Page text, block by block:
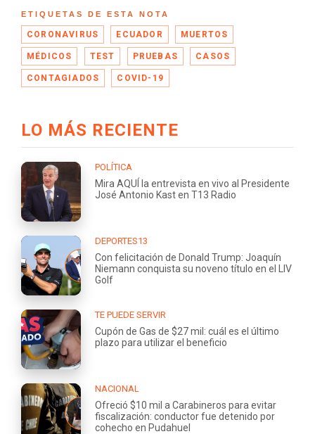
ETIQUETAS DE ESTA NOTA
CORONAVIRUS ECUADOR MUERTOS
MÉDICOS TEST PRUEBAS CASOS
CONTAGIADOS COVID-19
LO MÁS RECIENTE
POLÍTICA
Mira AQUÍ la entrevista en vivo al Presidente
José Antonio Kast en T13 Radio
DEPORTES13
Con felicitación de Donald Trump: Joaquín
Niemann conquista su noveno título en el LIV
Golf
TE PUEDE SERVIR
Cupón de Gas de $27 mil: cuál es el último
plazo para utilizar el beneficio
NACIONAL
Ofreció $10 mil a Carabineros para evitar
fiscalización: conductor fue detenido por
cohecho en Pudahuel